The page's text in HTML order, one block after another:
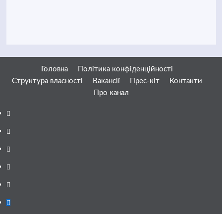
Головна
Політика конфіденційності
Структура власності
Вакансії Прес-кіт
Контакти
Про канал
Facebook
YouTube
Telegram
Instagram
Twitter
Google